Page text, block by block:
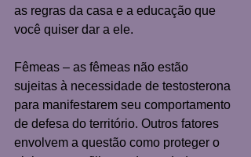
as regras da casa e a educação que
você quiser dar a ele.
Fêmeas – as fêmeas não estão
sujeitas à necessidade de testosterona
para manifestarem seu comportamento
de defesa do território. Outros fatores
envolvem a questão como proteger o